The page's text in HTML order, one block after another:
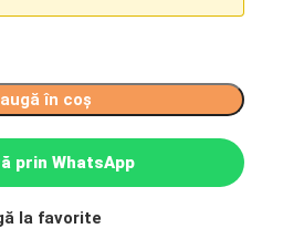
în coș
prin WhatsApp
la favorite